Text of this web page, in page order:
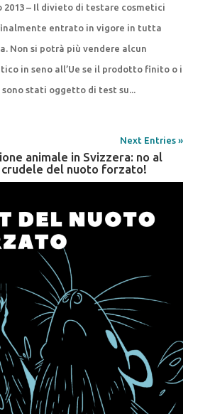
2013 – Il divieto di testare cosmetici
entrato in vigore in tutta
Non si potrà più vendere alcun
in seno all’Ue se il prodotto finito o i
stati oggetto di test su...
Next Entries »
animale in Svizzera: no al
del nuoto forzato!